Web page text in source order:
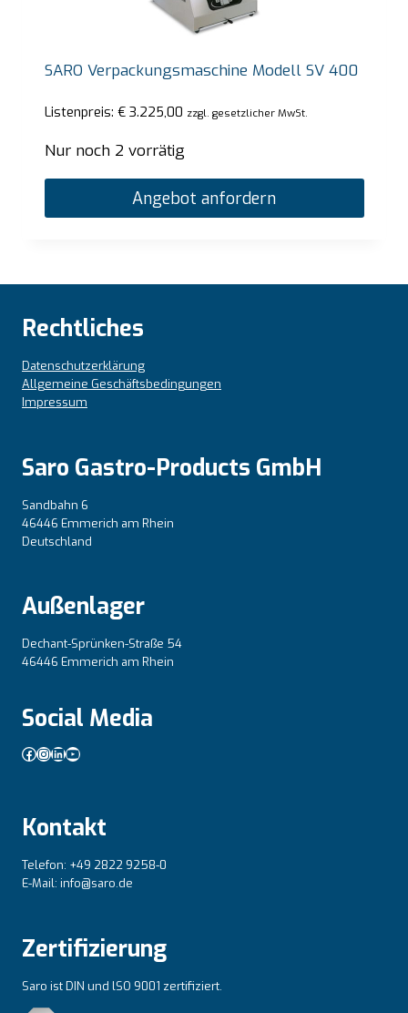
SARO Verpackungsmaschine Modell SV 400
Listenpreis: €3.225,00 zzgl. gesetzlicher MwSt.
Nur noch 2 vorrätig
Angebot anfordern
Rechtliches
Datenschutzerklärung
Allgemeine Geschäftsbedingungen
Impressum
Saro Gastro-Products GmbH
Sandbahn 6
46446 Emmerich am Rhein
Deutschland
Außenlager
Dechant-Sprünken-Straße 54
46446 Emmerich am Rhein
Social Media
Facebook
Instagram
LinkedIn
YouTube
Kontakt
Telefon: +49 2822 9258-0
E-Mail: info@saro.de
Zertifizierung
Saro ist DIN und lSO 9001 zertifiziert.